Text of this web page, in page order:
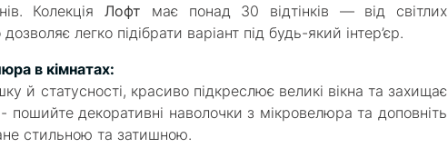
КолекціяЛофт має понад 30 відтінків — від світлих
легко підібрати варіант під будь-який інтер’єр.
в кімнатах:
й статусності, красиво підкреслює великі вікна та захищає
пошийте декоративні наволочки з мікровелюра та доповніть
стильною та затишною.